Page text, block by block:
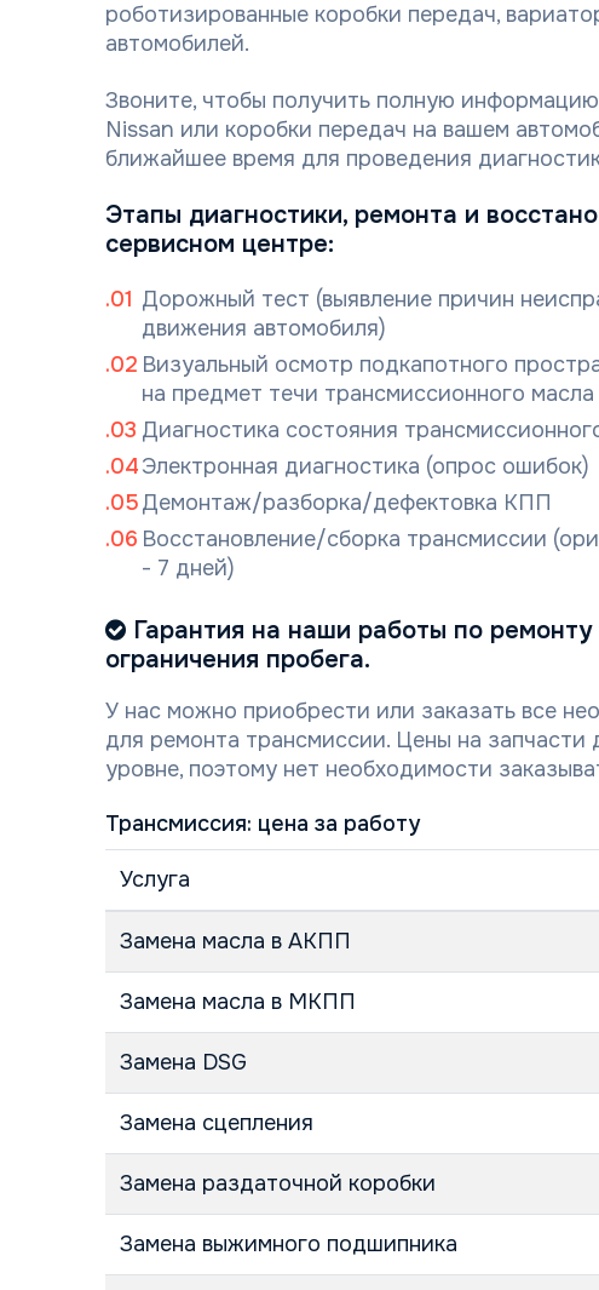
роботизированные коробки передач,
автомобилей.
Звоните, чтобы получить полную
Nissan или коробки передач на вашем
ближайшее время для проведения
Этапы диагностики, ремонта и
сервисном центре:
Дорожный тест (выявление причин
движения автомобиля)
Визуальный осмотр подкапотного
на предмет течи трансмиссионного масла
Диагностика состояния
Электронная диагностика (опрос ошибок)
Демонтаж/разборка/дефектовка КПП
Восстановление/сборка трансмиссии
- 7 дней)
Гарантия на наши работы по ремонту
ограничения пробега.
У нас можно приобрести или заказать все
для ремонта трансмиссии. Цены на
уровне, поэтому нет необходимости
Трансмиссия: цена за работу
Услуга
Замена масла в АКПП
Замена масла в МКПП
Замена DSG
Замена сцепления
Замена раздаточной коробки
Замена выжимного подшипника